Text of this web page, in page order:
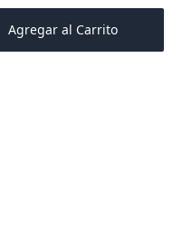
Agregar al Carrito